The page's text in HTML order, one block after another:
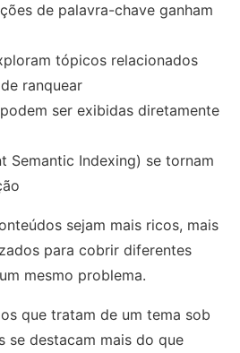
de palavra-chave ganham
tópicos relacionados
ranquear
ser exibidas diretamente
Semantic Indexing) se tornam
sejam mais ricos, mais
para cobrir diferentes
mesmo problema.
que tratam de um tema sob
se destacam mais do que